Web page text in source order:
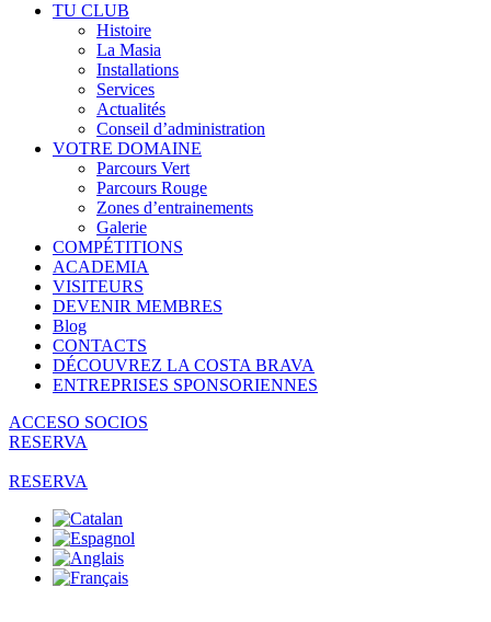
TU CLUB
Histoire
La Masia
Installations
Services
Actualités
Conseil d’administration
VOTRE DOMAINE
Parcours Vert
Parcours Rouge
Zones d’entrainements
Galerie
COMPÉTITIONS
ACADEMIA
VISITEURS
DEVENIR MEMBRES
Blog
CONTACTS
DÉCOUVREZ LA COSTA BRAVA
ENTREPRISES SPONSORIENNES
ACCESO SOCIOS
RESERVA
RESERVA